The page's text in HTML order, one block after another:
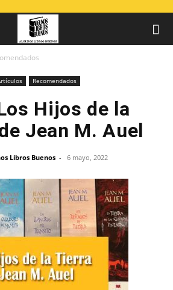
Recomendados
Hijos de la
Jean M. Auel
Libros Buenos - 6 mayo, 2022